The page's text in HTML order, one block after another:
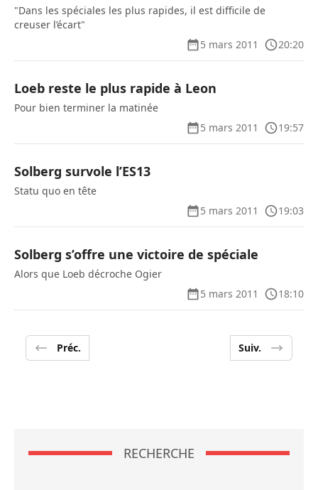
"Dans les spéciales les plus rapides, il est difficile de
creuser l’écart"
5 mars 2011
20:20
Loeb reste le plus rapide à Leon
Pour bien terminer la matinée
5 mars 2011
19:57
Solberg survole l’ES13
Statu quo en tête
5 mars 2011
19:03
Solberg s’offre une victoire de spéciale
Alors que Loeb décroche Ogier
5 mars 2011
18:10
Préc. Suiv.
RECHERCHE